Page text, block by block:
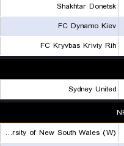
Shakhtar Donetsk
FC Dynamo Kiev
FC Kryvbas Kriviy Rih
Sydney United
University of New South Wales (W)